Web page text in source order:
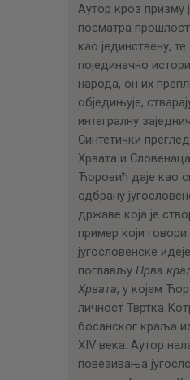
Аутор кроз призму
посматра
као јединствену, те
појединачно
народа, он их
обједињује,
интегралну
Синтетички
Хрвата и
Ћоровић даје као
одбрану
државе која је
пример који говори
југословенске
поглављу Прва
Хрвата, у којем
личност Твртка
босанског краља
XIV века. Аутор
повезивања